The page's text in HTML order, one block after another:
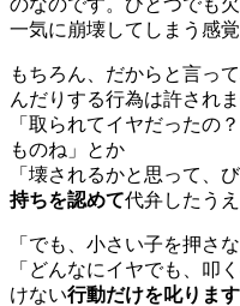
一気に崩壊してしまう感
もちろん、だからと言っ
んだりする行為は許されま
「取られてイヤだった
ものね」とか
「壊されるかと思って、
持ちを認めて代弁したうえ
「でも、小さい子を押さ
「どんなにイヤでも、叩
けない行動だけを叱ります